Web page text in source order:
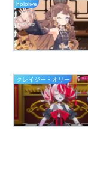
hololive
クレイジー・オリー